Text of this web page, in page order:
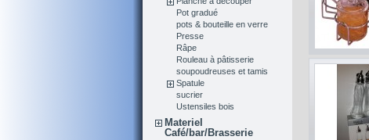
Pot gradué
pots & bouteille en verre
Presse
Râpe
Rouleau à pâtisserie
soupoudreuses et tamis
Spatule
sucrier
Ustensiles bois
Materiel
Café/bar/Brasserie